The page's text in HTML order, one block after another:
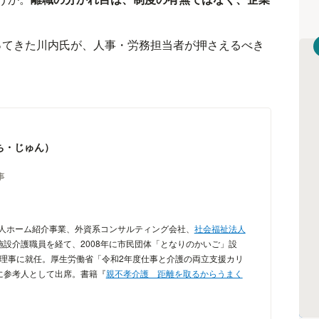
きた川内氏が、人事・労務担当者が押さえるべき
じゅん）
ーム紹介事業、外資系コンサルティング会社、 社会福祉法人
介護職員を経て、2008年に市民団体「となりのかいご」設
に就任。厚生労働省「令和2年度仕事と介護の両立支援カリ
考人として出席。書籍『親不孝介護 距離を取るからうまく